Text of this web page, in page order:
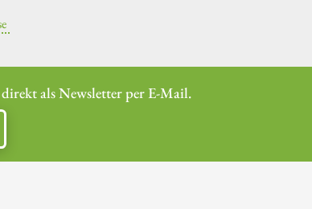
als Newsletter per E-Mail.